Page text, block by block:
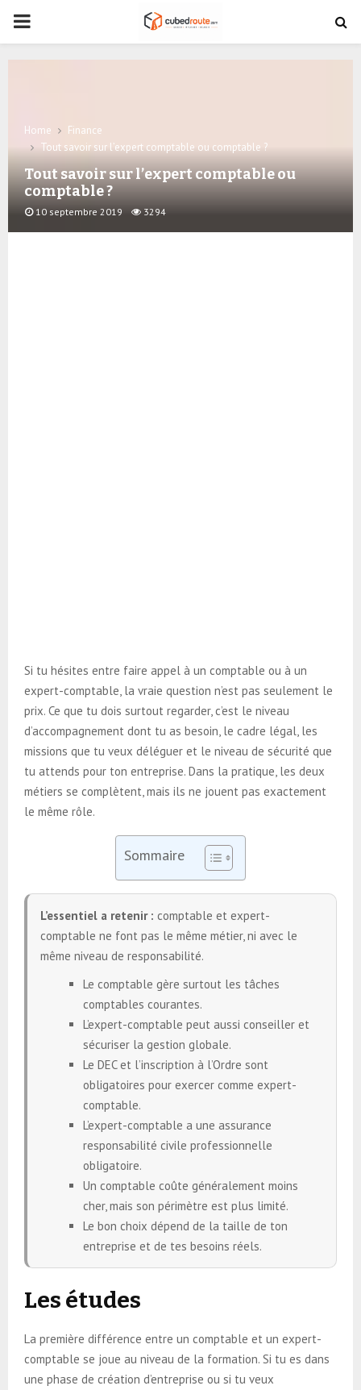
PRIMARY
MENU
Home
Finance
Tout savoir sur l’expert comptable ou comptable ?
Tout savoir sur l’expert comptable ou
comptable ?
10 septembre 2019 3294
Si tu hésites entre faire appel à un comptable ou à un
expert-comptable, la vraie question n’est pas seulement le
prix. Ce que tu dois surtout regarder, c’est le niveau
d’accompagnement dont tu as besoin, le cadre légal, les
missions que tu veux déléguer et le niveau de sécurité que
tu attends pour ton entreprise. Dans la pratique, les deux
métiers se complètent, mais ils ne jouent pas exactement
le même rôle.
Sommaire
L’essentiel a retenir : comptable et expert-
comptable ne font pas le même métier, ni avec le
même niveau de responsabilité.
Le comptable gère surtout les tâches
comptables courantes.
L’expert-comptable peut aussi conseiller et
sécuriser la gestion globale.
Le DEC et l’inscription à l’Ordre sont
obligatoires pour exercer comme expert-
comptable.
L’expert-comptable a une assurance
responsabilité civile professionnelle
obligatoire.
Un comptable coûte généralement moins
cher, mais son périmètre est plus limité.
Le bon choix dépend de la taille de ton
entreprise et de tes besoins réels.
Les études
La première différence entre un comptable et un expert-
comptable se joue au niveau de la formation. Si tu es dans
une phase de création d’entreprise ou si tu veux